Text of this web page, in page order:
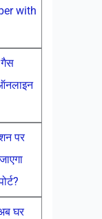
with
पर
घर